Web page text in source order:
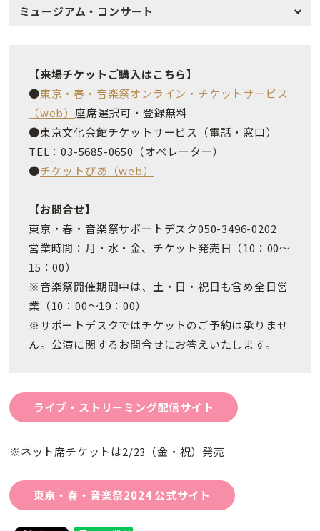
ミュージアム・コンサート
【来場チケットご購入はこちら】
●東京・春・音楽祭オンライン・チケットサービス
（web） 座席選択可・登録無料
●東京文化会館チケットサービス（電話・窓口）
TEL：03-5685-0650（オペレーター）
●チケットぴあ（web）
【お問合せ】
東京・春・音楽祭サポートデスク050-3496-0202
営業時間：月・水・金、チケット発売日（10：00～
15：00）
※音楽祭開催期間中は、土・日・祝日も含め全日営
業（10：00～19：00）
※サポートデスクではチケットのご予約は承りませ
ん。公演に関するお問合せにお答えいたします。
ライブ・ストリーミング配信サイト
※ネット席チケットは2/23（金・祝）発売
東京・春・音楽祭2024 公式サイト